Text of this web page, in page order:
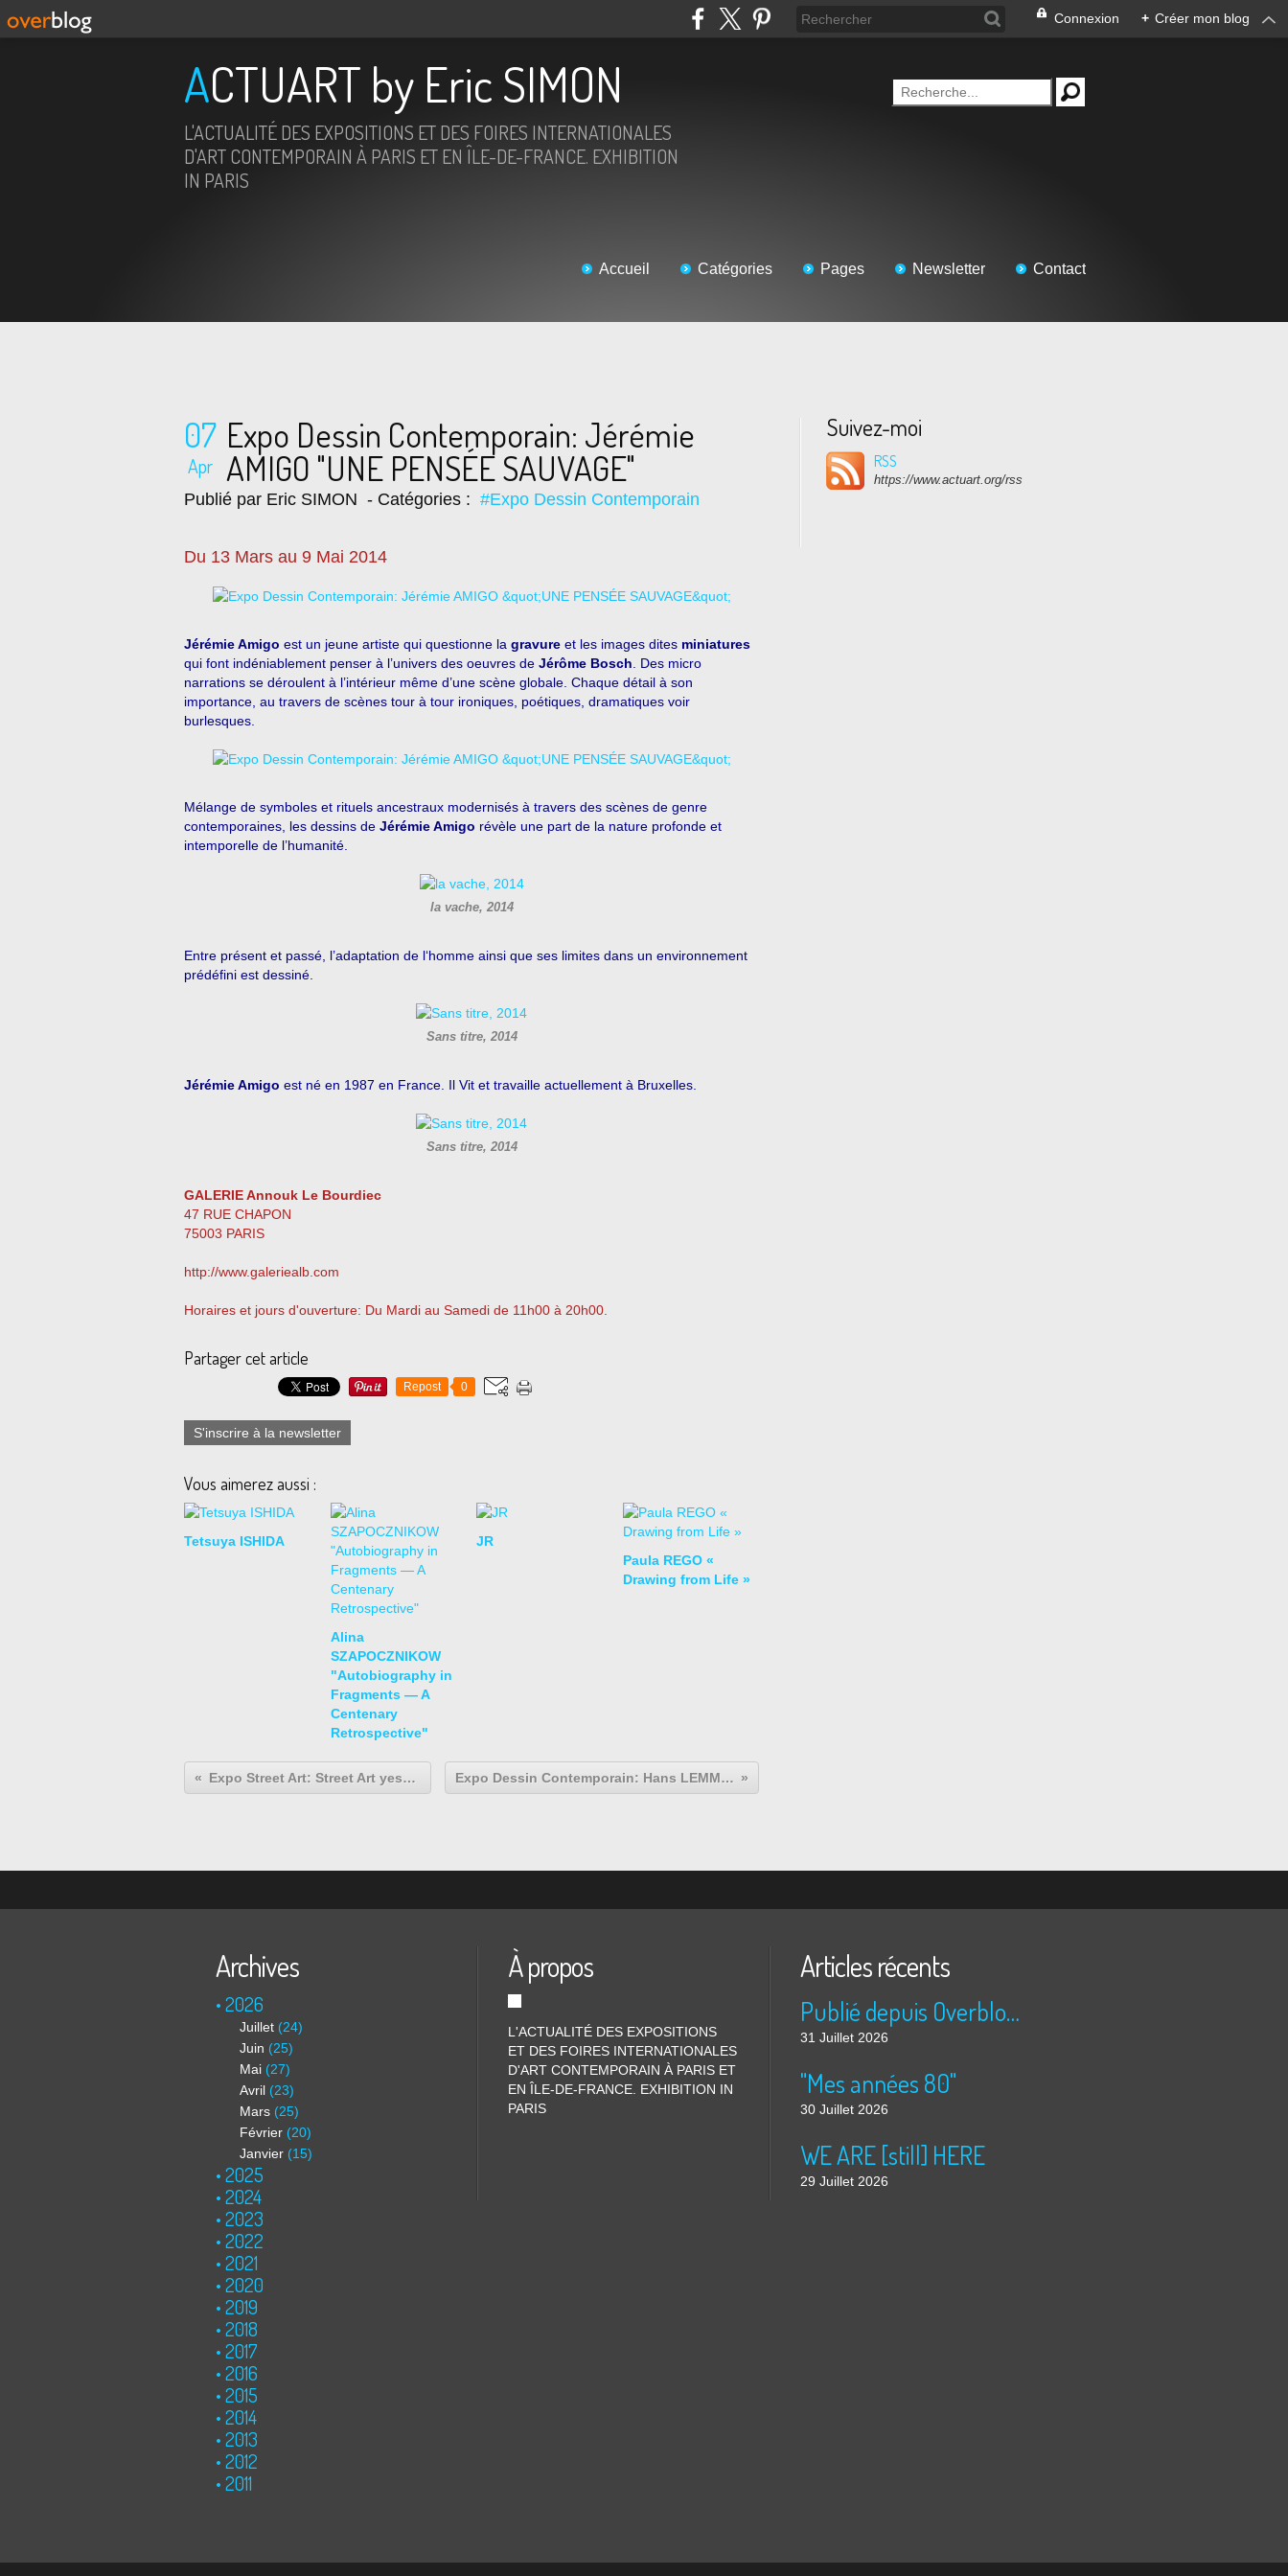
Connexion + Créer mon blog
ACTUART by Eric SIMON
L'ACTUALITÉ DES EXPOSITIONS ET DES FOIRES INTERNATIONALES
D'ART CONTEMPORAIN À PARIS ET EN ÎLE-DE-FRANCE. EXHIBITION
IN PARIS
Accueil Catégories Pages Newsletter Contact
07
Apr
Expo Dessin Contemporain: Jérémie
AMIGO "UNE PENSÉE SAUVAGE"
Publié par Eric SIMON - Catégories : #Expo Dessin Contemporain
Du 13 Mars au 9 Mai 2014
Jérémie Amigo est un jeune artiste qui questionne la gravure et les images dites miniatures
qui font indéniablement penser à l’univers des oeuvres de Jérôme Bosch . Des micro
narrations se déroulent à l’intérieur même d’une scène globale. Chaque détail à son
importance, au travers de scènes tour à tour ironiques, poétiques, dramatiques voir
burlesques.
Mélange de symboles et rituels ancestraux modernisés à travers des scènes de genre
contemporaines, les dessins de Jérémie Amigo révèle une part de la nature profonde et
intemporelle de l’humanité.
la vache, 2014
Entre présent et passé, l’adaptation de l‘homme ainsi que ses limites dans un environnement
prédéfini est dessiné.
Sans titre, 2014
Jérémie Amigo est né en 1987 en France. Il Vit et travaille actuellement à Bruxelles.
Sans titre, 2014
GALERIE Annouk Le Bourdiec
47 RUE CHAPON
75003 PARIS
http://www.galeriealb.com
Horaires et jours d'ouverture: Du Mardi au Samedi de 11h00 à 20h00.
Partager cet article
Repost 0
S'inscrire à la newsletter
Vous aimerez aussi :
Tetsuya ISHIDA
Alina
SZAPOCZNIKOW
"Autobiography in
Fragments — A
Centenary
Retrospective"
JR
Paula REGO «
Drawing from Life »
Expo Street Art: Street Art yesterday and today Expo Dessin Contemporain: Hans LEMMEN "Drawing Now ! "
Suivez-moi
RSS
https://www.actuart.org/rss
Archives
2026
Juillet (24)
Juin (25)
Mai (27)
Avril (23)
Mars (25)
Février (20)
Janvier (15)
2025
2024
2023
2022
2021
2020
2019
2018
2017
2016
2015
2014
2013
2012
2011
À propos
L'ACTUALITÉ DES EXPOSITIONS
ET DES FOIRES INTERNATIONALES
D'ART CONTEMPORAIN À PARIS ET
EN ÎLE-DE-FRANCE. EXHIBITION IN
PARIS
Articles récents
Publié depuis Overblog et Facebook
31 Juillet 2026
"Mes années 80"
30 Juillet 2026
WE ARE [still] HERE
29 Juillet 2026